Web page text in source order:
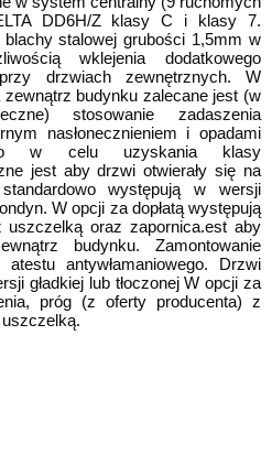
DD6H/Z klasy C i klasy 7.
stalowej grubości 1,5mm w
wklejenia dodatkowego
drzwiach zewnętrznych. W
budynku zalecane jest (w
stosowanie zadaszenia
nasłonecznieniem i opadami
w celu uzyskania klasy
jest aby drzwi otwierały się na
występują w wersji
W opcji za dopłatą występują
oraz zapornica.est aby
budynku. Zamontowanie
antywłamaniowego. Drzwi
gładkiej lub tłoczonej W opcji za
próg (z oferty producenta) z